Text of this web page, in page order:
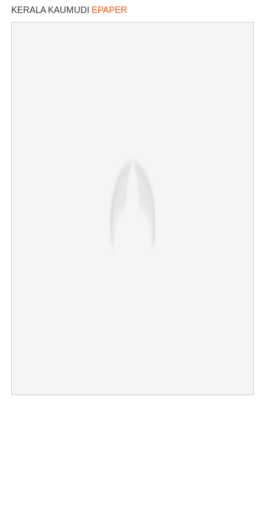
KERALA KAUMUDI EPAPER